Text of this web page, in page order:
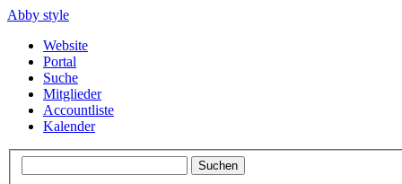
Abby style
Website
Portal
Suche
Mitglieder
Accountliste
Kalender